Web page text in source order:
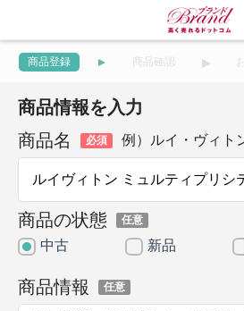
商品登録 商品確認
商品情報を入力
商品名
必須 例）ルイ・ヴィト
商品の状態 任意
中古 新品
商品情報 任意